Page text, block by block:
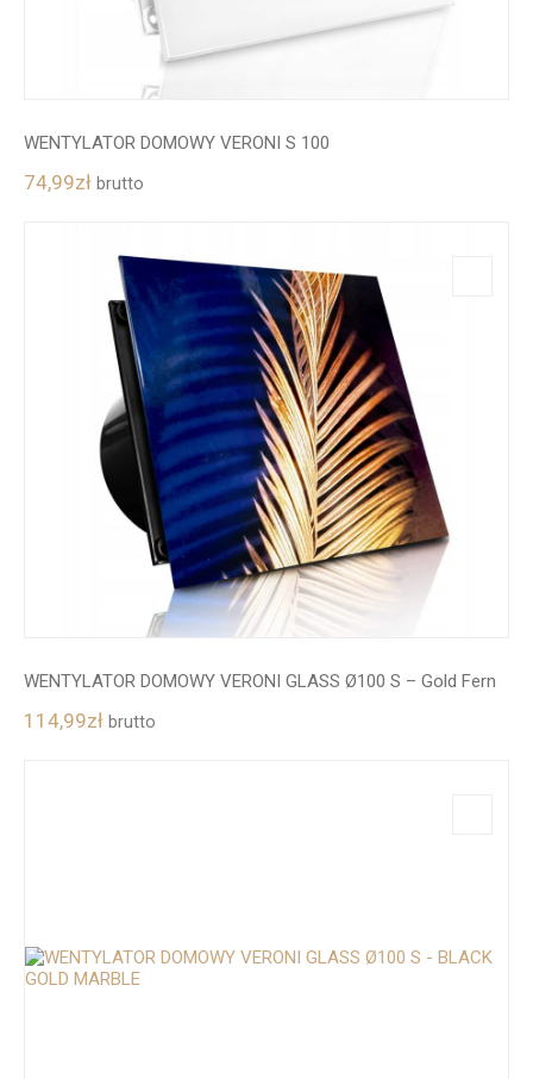
WENTYLATOR DOMOWY VERONI S 100
74,99zł brutto
WENTYLATOR DOMOWY VERONI GLASS Ø100 S – Gold Fern
114,99zł brutto